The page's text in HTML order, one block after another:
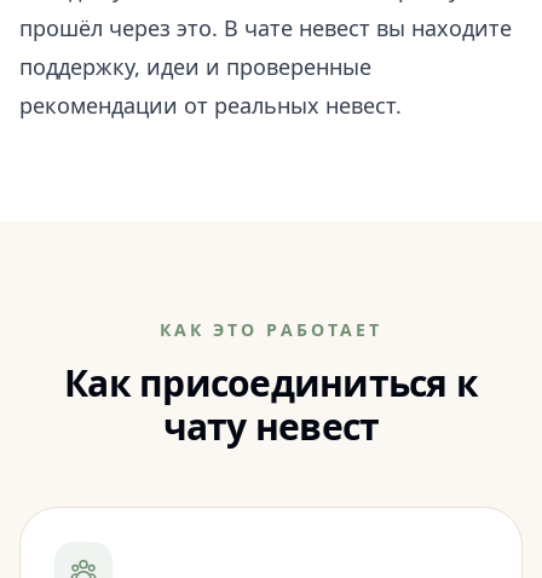
прошёл через это. В чате невест вы находите
поддержку, идеи и проверенные
рекомендации от реальных невест.
КАК ЭТО РАБОТАЕТ
Как присоединиться к
чату невест